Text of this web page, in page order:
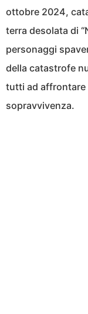
ottobre 2024,
terra desolata di
personaggi
della catastrofe
tutti ad affrontare
sopravvivenza.